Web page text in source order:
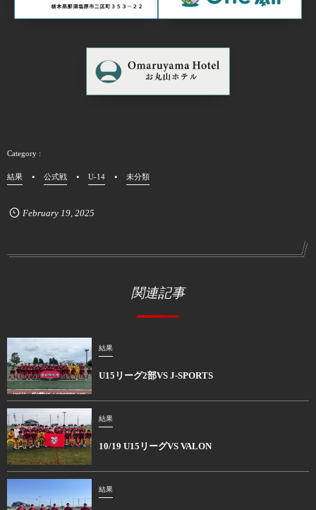
結果 公式戦 U-14 未分類
February 19, 2025
関連記事
結果
U15リーグ2部VS J-SPORTS
結果
10/19 U15リーグVS VALON
結果